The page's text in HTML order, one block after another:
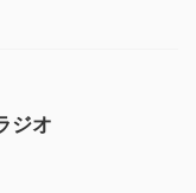
ジオ